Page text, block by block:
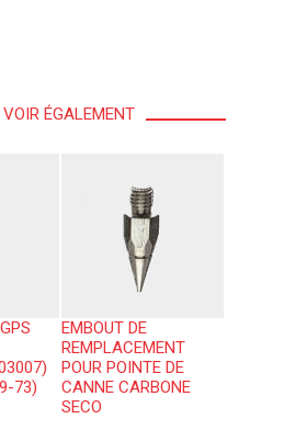
ÉGALEMENT
73)
EMBOUT DE
REMPLACEMENT
POUR POINTE DE
CANNE CARBONE
SECO